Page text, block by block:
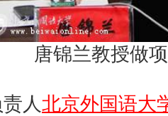
唐锦兰教授做
人北京外国语大